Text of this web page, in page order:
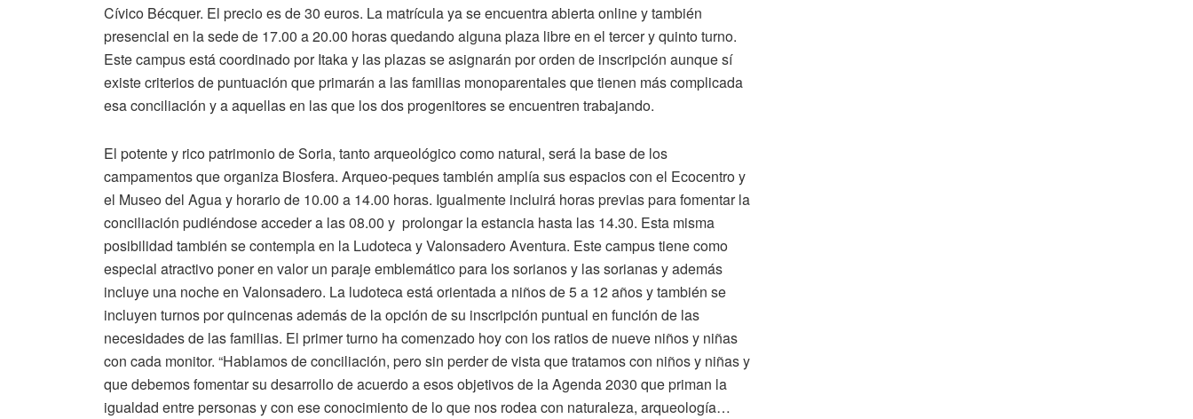
Cívico Bécquer. El precio es de 30 euros. La matrícula ya se encuentra abierta online y también
presencial en la sede de 17.00 a 20.00 horas quedando alguna plaza libre en el tercer y quinto turno.
Este campus está coordinado por Itaka y las plazas se asignarán por orden de inscripción aunque sí
existe criterios de puntuación que primarán a las familias monoparentales que tienen más complicada
esa conciliación y a aquellas en las que los dos progenitores se encuentren trabajando.
El potente y rico patrimonio de Soria, tanto arqueológico como natural, será la base de los
campamentos que organiza Biosfera. Arqueo-peques también amplía sus espacios con el Ecocentro y
el Museo del Agua y horario de 10.00 a 14.00 horas. Igualmente incluirá horas previas para fomentar la
conciliación pudiéndose acceder a las 08.00 y prolongar la estancia hasta las 14.30. Esta misma
posibilidad también se contempla en la Ludoteca y Valonsadero Aventura. Este campus tiene como
especial atractivo poner en valor un paraje emblemático para los sorianos y las sorianas y además
incluye una noche en Valonsadero. La ludoteca está orientada a niños de 5 a 12 años y también se
incluyen turnos por quincenas además de la opción de su inscripción puntual en función de las
necesidades de las familias. El primer turno ha comenzado hoy con los ratios de nueve niños y niñas
con cada monitor. “Hablamos de conciliación, pero sin perder de vista que tratamos con niños y niñas y
que debemos fomentar su desarrollo de acuerdo a esos objetivos de la Agenda 2030 que priman la
igualdad entre personas y con ese conocimiento de lo que nos rodea con naturaleza, arqueología…